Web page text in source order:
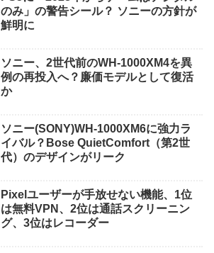
のみ」の警告シール？ ソニーの方針が
鮮明に
ソニー、2世代前のWH-1000XM4を異
例の再投入へ？廉価モデルとして復活
か
ソニー(SONY)WH-1000XM6に強力ラ
イバル？Bose QuietComfort（第2世
代）のデザインがリーク
Pixelユーザーが手放せない機能、1位
は無料VPN、2位は通話スクリーニン
グ、3位はレコーダー